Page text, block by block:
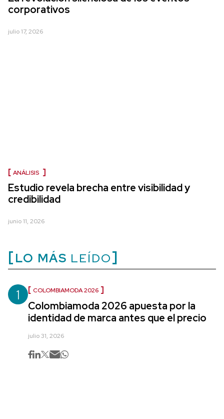
corporativos
julio 17, 2026
ANÁLISIS
Estudio revela brecha entre visibilidad y
credibilidad
junio 11, 2026
LO MÁS LEÍDO
1 COLOMBIAMODA 2026
Colombiamoda 2026 apuesta por la
identidad de marca antes que el precio
julio 31, 2026